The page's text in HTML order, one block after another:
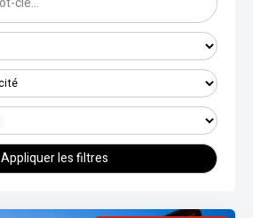
Appliquer les filtres